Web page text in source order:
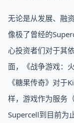
无论是从发展、融
像极了曾经的
心投资者们对于其
面，《战争游戏：
《糖果传奇》对于
样，游戏作为服务
Supercell到目前为